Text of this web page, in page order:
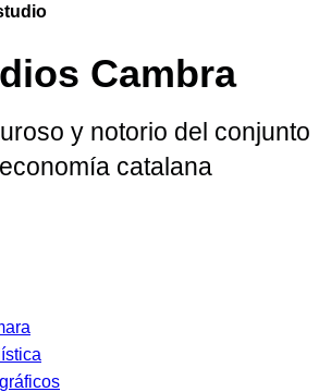
Cambra
y notorio del conjunto
catalana